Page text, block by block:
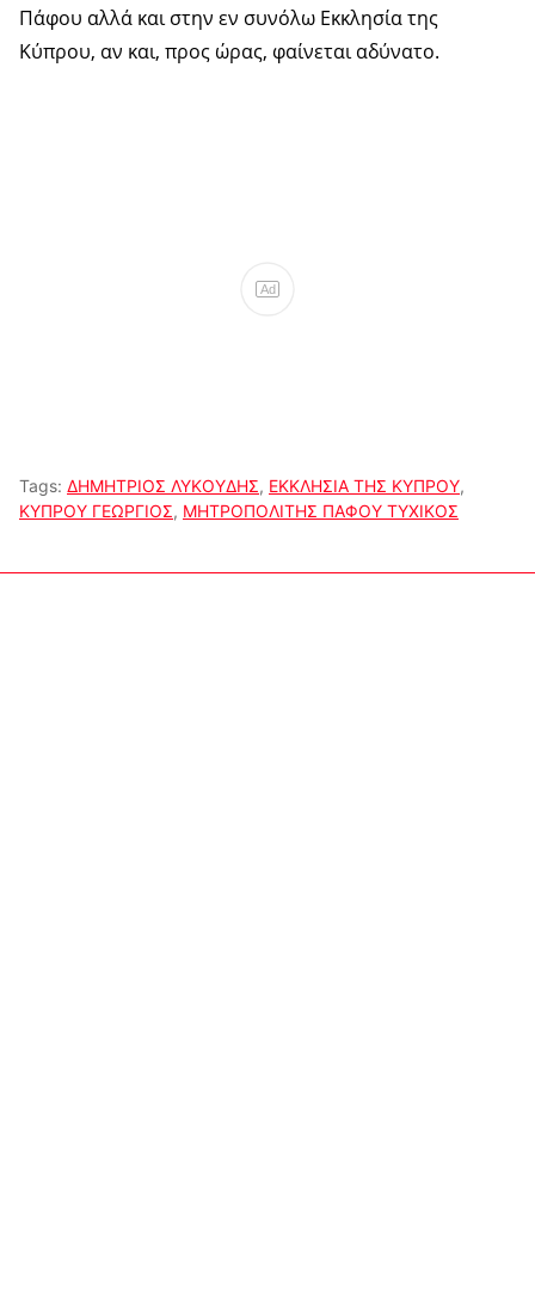
Πάφου αλλά και στην εν συνόλω Εκκλησία της
Κύπρου, αν και, προς ώρας, φαίνεται αδύνατο.
Ad
Tags: ΔΗΜΗΤΡΙΟΣ ΛΥΚΟΥΔΗΣ, ΕΚΚΛΗΣΙΑ ΤΗΣ ΚΥΠΡΟΥ,
ΚΥΠΡΟΥ ΓΕΩΡΓΙΟΣ, ΜΗΤΡΟΠΟΛΙΤΗΣ ΠΑΦΟΥ ΤΥΧΙΚΟΣ